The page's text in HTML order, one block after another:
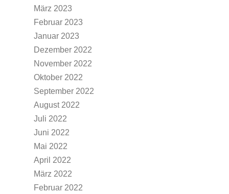
März 2023
Februar 2023
Januar 2023
Dezember 2022
November 2022
Oktober 2022
September 2022
August 2022
Juli 2022
Juni 2022
Mai 2022
April 2022
März 2022
Februar 2022